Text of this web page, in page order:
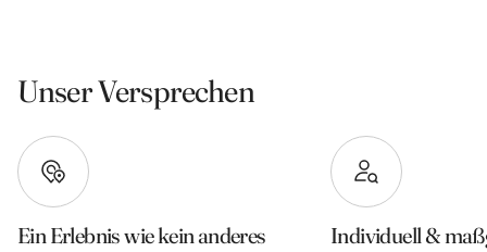
Unser Versprechen
Ein Erlebnis wie kein anderes Individuell &